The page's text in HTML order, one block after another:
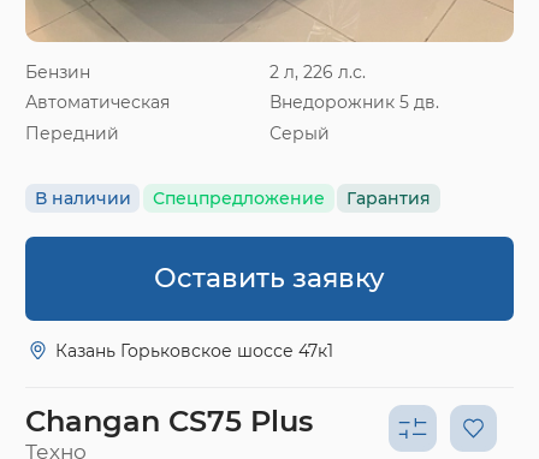
Бензин
2 л, 226 л.с.
Автоматическая
Внедорожник 5 дв.
Передний
Серый
В наличии Спецпредложение Гарантия
Оставить заявку
Казань Горьковское шоссе 47к1
Changan CS75 Plus
Техно